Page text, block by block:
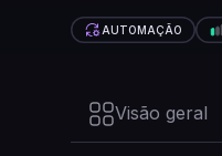
AUTOMAÇÃO
Visão geral